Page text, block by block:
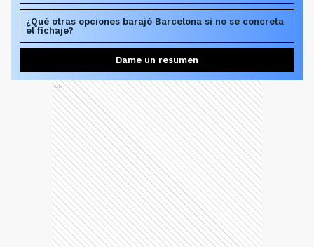
¿Qué otras opciones barajó Barcelona si no se concreta
el fichaje?
Dame un resumen
Ads